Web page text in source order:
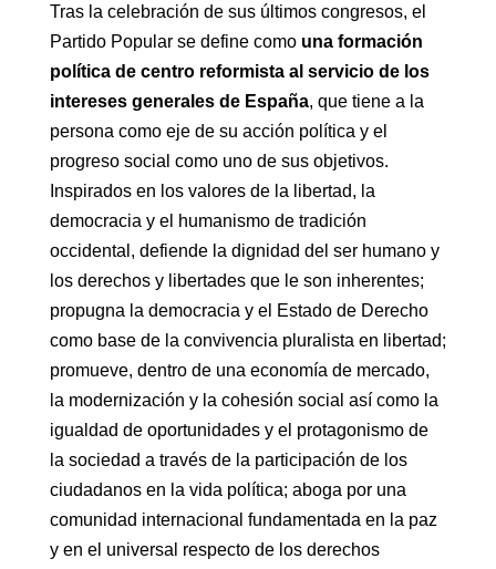
Tras la celebración de sus últimos congresos, el
Partido Popular se define como una formación
política de centro reformista al servicio de los
intereses generales de España, que tiene a la
persona como eje de su acción política y el
progreso social como uno de sus objetivos.
Inspirados en los valores de la libertad, la
democracia y el humanismo de tradición
occidental, defiende la dignidad del ser humano y
los derechos y libertades que le son inherentes;
propugna la democracia y el Estado de Derecho
como base de la convivencia pluralista en libertad;
promueve, dentro de una economía de mercado,
la modernización y la cohesión social así como la
igualdad de oportunidades y el protagonismo de
la sociedad a través de la participación de los
ciudadanos en la vida política; aboga por una
comunidad internacional fundamentada en la paz
y en el universal respecto de los derechos